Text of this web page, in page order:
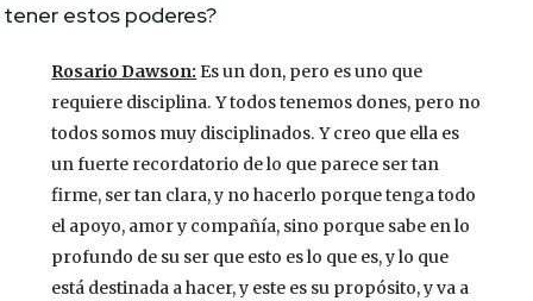
tener estos poderes?
Rosario Dawson: Es un don, pero es uno que
requiere disciplina. Y todos tenemos dones, pero no
todos somos muy disciplinados. Y creo que ella es
un fuerte recordatorio de lo que parece ser tan
firme, ser tan clara, y no hacerlo porque tenga todo
el apoyo, amor y compañía, sino porque sabe en lo
profundo de su ser que esto es lo que es, y lo que
está destinada a hacer, y este es su propósito, y va a